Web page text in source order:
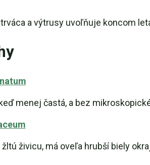
a výtrusy uvoľňuje koncom
menej častá, a bez
živicu, má oveľa hrubší biely